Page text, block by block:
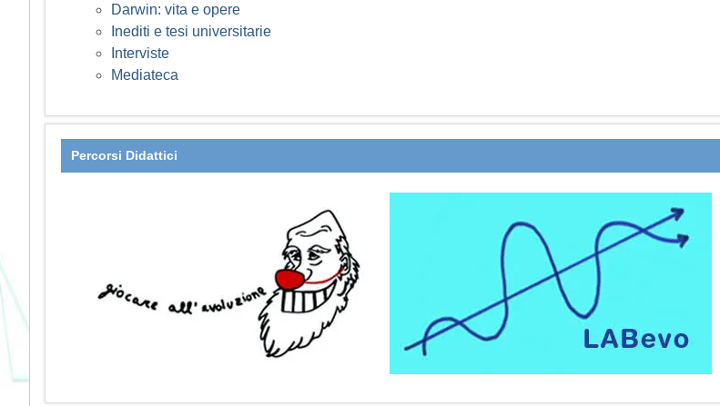
Darwin: vita e opere
Inediti e tesi universitarie
Interviste
Mediateca
Percorsi Didattici